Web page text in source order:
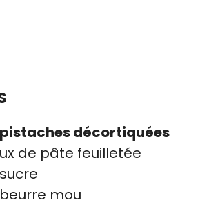
pistaches décortiquées
de pâte feuilletée
mou